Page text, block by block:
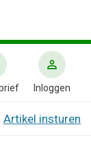
Inloggen
Artikel insturen